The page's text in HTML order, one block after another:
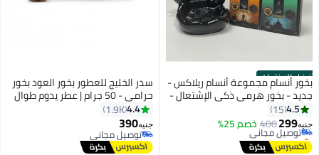
أفضل المنتجات
بخور أنسام مجموعة أنسام ريلاكس -
جديد - بخور هرمي ذكي الإشتعال -
تحتوي علي 3 عبوات صغيرة بروائح
مختلفة (يوجا - تأمل - مزاج) -
بالإضافة إلي شلال البخور الذكي
4.5
15
جنيه299
400 خصم 25%
#4 في بخور عطر منزلي
أقل سعر في 7 يوم
توصيل مجاني
باقي 1 وحدات في المخزون
#4 في بخور عطر منزلي
سدر الخليج للعطور بخور العود بخور
حرامي - 50 جرام | عطر يدوم طوال
اليوم - مثالي للصلاة، النماذج،
رمضان وهدايا العيد، الاحتفالات،
التأمل وتعبئة الغرف
4.4
1.9K
جنيه390
توصيل مجاني
توصيل مجاني